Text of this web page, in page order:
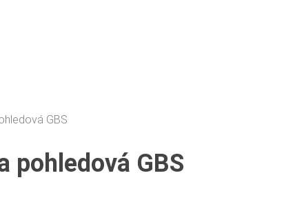
GBS
pohledová GBS